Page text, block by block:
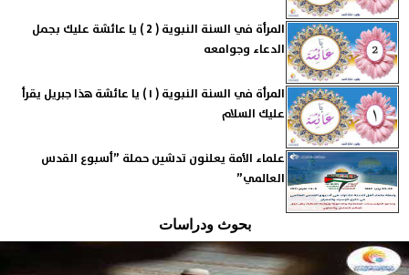
المرأة في السنة النبوية ( 2 ) يا عائشة عليك بجمل
الدعاء وجوامعه
المرأة في السنة النبوية ( ١ ) يا عائشة هذا جبريل يقرأ
عليك السلام
علماء الأمة يعلنون تدشين حملة ”أسبوع القدس
العالمي”
بحوث ودراسات